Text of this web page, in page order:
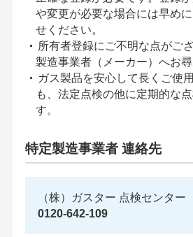
や変更が必要な場合には早め
せください。
所有者登録にご不明な点がご
製造事業者（メーカー）へお尋
ガス製品を安心して長くご使
も、法定点検の他に定期的な
す。
特定製造事業者 連絡先
（株）ガスター 点検センター
0120-642-109